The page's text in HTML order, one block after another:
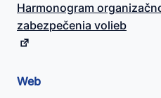
Harmonogram
zabezpečenia volieb
Web